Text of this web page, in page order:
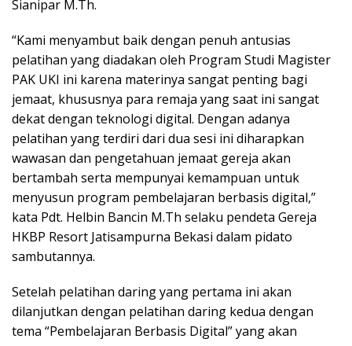
Sianipar M.Th.
“Kami menyambut baik dengan penuh antusias
pelatihan yang diadakan oleh Program Studi Magister
PAK UKI ini karena materinya sangat penting bagi
jemaat, khususnya para remaja yang saat ini sangat
dekat dengan teknologi digital. Dengan adanya
pelatihan yang terdiri dari dua sesi ini diharapkan
wawasan dan pengetahuan jemaat gereja akan
bertambah serta mempunyai kemampuan untuk
menyusun program pembelajaran berbasis digital,”
kata Pdt. Helbin Bancin M.Th selaku pendeta Gereja
HKBP Resort Jatisampurna Bekasi dalam pidato
sambutannya.
Setelah pelatihan daring yang pertama ini akan
dilanjutkan dengan pelatihan daring kedua dengan
tema “Pembelajaran Berbasis Digital” yang akan